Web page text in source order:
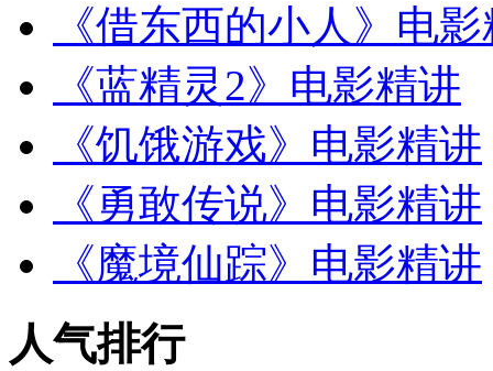
《借东西的小人》电
《蓝精灵2》电影精讲
《饥饿游戏》电影精讲
《勇敢传说》电影精讲
《魔境仙踪》电影精讲
人气排行